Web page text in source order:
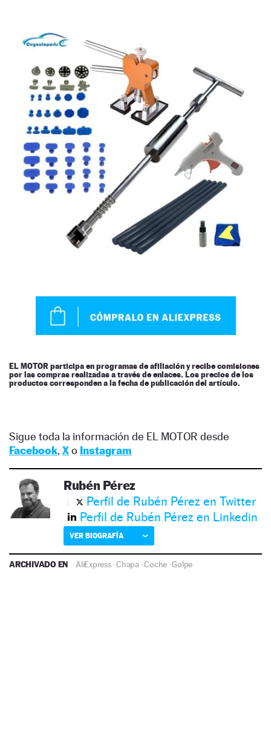
EL MOTOR participa en programas de afiliación y recibe comisiones
por las compras realizadas a través de enlaces. Los precios de los
productos corresponden a la fecha de publicación del artículo.
Sigue toda la información de EL MOTOR desde
Facebook, Xo Instagram
Rubén Pérez
Perfil de Rubén Pérez en Twitter
Perfil de Rubén Pérez en Linkedin
VER BIOGRAFÍA
ARCHIVADO EN AliExpress·Chapa·Coche ·Golpe